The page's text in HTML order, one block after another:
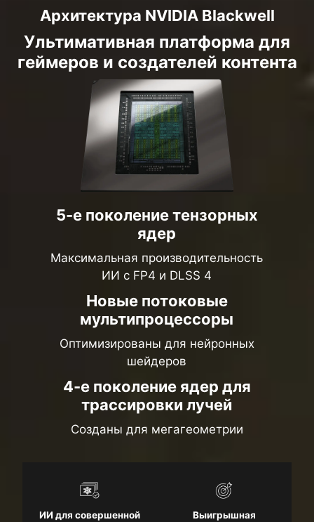
Архитектура NVIDIA Blackwell
Ультимативная платформа для
геймеров и создателей контента
5-е поколение тензорных
ядер
Максимальная производительность
ИИ с FP4 и DLSS 4
Новые потоковые
мультипроцессоры
Оптимизированы для нейронных
шейдеров
4-е поколение ядер для
трассировки лучей
Созданы для мегагеометрии
ИИ для совершенной
Выигрышная